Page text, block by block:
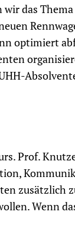
wir das
optimiert
Prof.
zusätzlich
Wenn